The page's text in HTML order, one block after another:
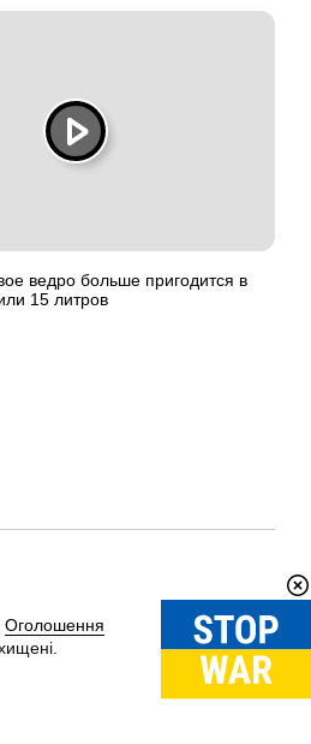
ведро больше пригодится в
15 литров
Оголошення
Вгору↑